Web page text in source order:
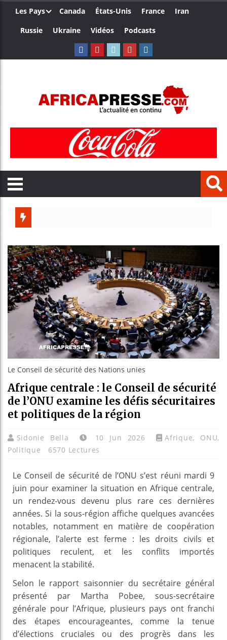
Les Pays Canada États-Unis France
Iran
Russie
Ukraine Vidéos Podcasts
Ceuta
Le Conseil de sécurité des Nations unies
Afrique centrale : le Conseil de sécurité
de l’ONU examine les défis sécuritaires
et politiques de la région
Sidonie Bella 10 Jun 2026 Afrique, ONU,
Politique
6570 Lectures
Le Conseil de sécurité de l’ONU s’est réuni mardi 9
juin pour examiner la situation en Afrique centrale,
un rendez-vous devenu plus rare ces dernières
années. Si la sous-région affiche quelques avancées
notables, notamment en matière de coopération
régionale, l’alerte est ferme : les droits civils et
politiques reculent, et les conflits importés
menacent la stabilité.
Selon le rapport saisonnier du secrétaire général
présenté par Martha Pobee, sous-secrétaire
générale pour l’Afrique, plusieurs pays ont franchi
des étapes encourageantes, comme la tenue
d’élections cruciales ou des progrès dans les